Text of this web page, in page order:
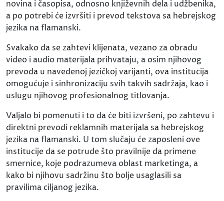
novina i časopisa, odnosno književnih dela i udžbenika,
a po potrebi će izvršiti i prevod tekstova sa hebrejskog
jezika na flamanski.
Svakako da se zahtevi klijenata, vezano za obradu
video i audio materijala prihvataju, a osim njihovog
prevoda u navedenoj jezičkoj varijanti, ova institucija
omogućuje i sinhronizaciju svih takvih sadržaja, kao i
uslugu njihovog profesionalnog titlovanja.
Valjalo bi pomenuti i to da će biti izvršeni, po zahtevu i
direktni prevodi reklamnih materijala sa hebrejskog
jezika na flamanski. U tom slučaju će zaposleni ove
institucije da se potrude što pravilnije da primene
smernice, koje podrazumeva oblast marketinga, a
kako bi njihovu sadržinu što bolje usaglasili sa
pravilima ciljanog jezika.